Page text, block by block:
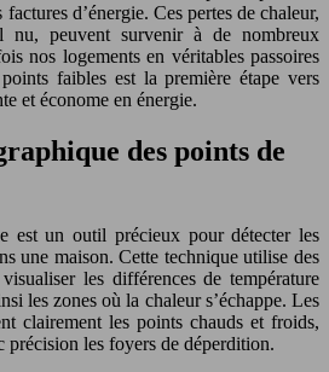
d’énergie. Ces pertes de chaleur,
nu, peuvent survenir à de nombreux
nos logements en véritables passoires
faibles est la première étape vers
et économe en énergie.
des points de
est un outil précieux pour détecter les
une maison. Cette technique utilise des
les différences de température
les zones où la chaleur s’échappe. Les
clairement les points chauds et froids,
précision les foyers de déperdition.